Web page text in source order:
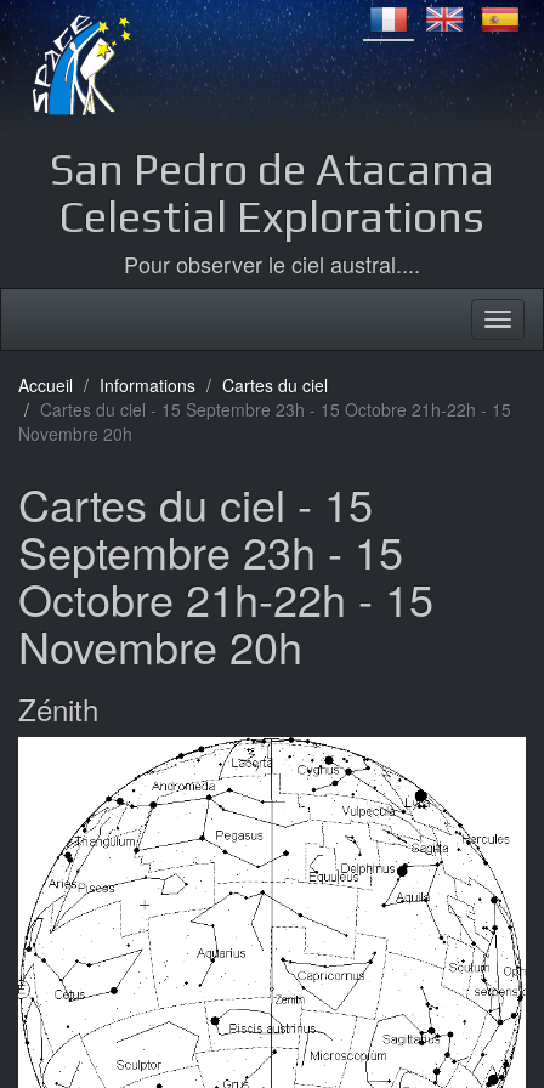
San Pedro de Atacama
Celestial Explorations
Pour observer le ciel austral....
Accueil Informations
Cartes du ciel
Cartes du ciel - 15 Septembre 23h - 15 Octobre 21h-22h - 15
Novembre 20h
Cartes du ciel - 15
Septembre 23h - 15
Octobre 21h-22h - 15
Novembre 20h
Zénith